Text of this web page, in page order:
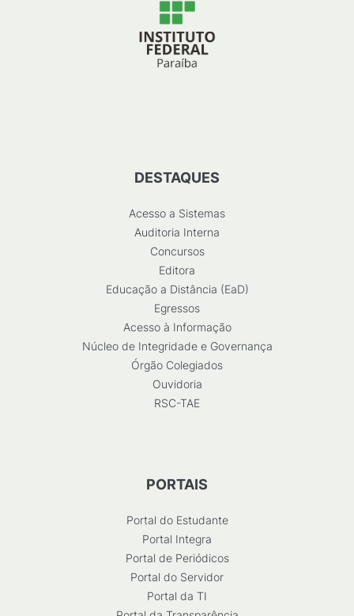
DESTAQUES
Acesso a Sistemas
Auditoria Interna
Concursos
Editora
Educação a Distância (EaD)
Egressos
Acesso à Informação
Núcleo de Integridade e Governança
Órgão Colegiados
Ouvidoria
RSC-TAE
PORTAIS
Portal do Estudante
Portal Integra
Portal de Periódicos
Portal do Servidor
Portal da TI